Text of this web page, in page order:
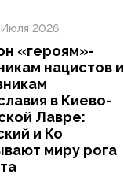
Июля 2026
«героям»-
нацистов и
в Киево-
Лавре:
и Ко
миру рога